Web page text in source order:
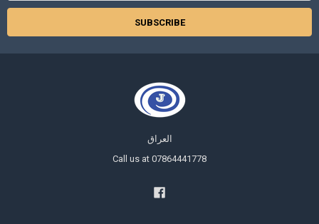
العراق
Call us at 07864441778